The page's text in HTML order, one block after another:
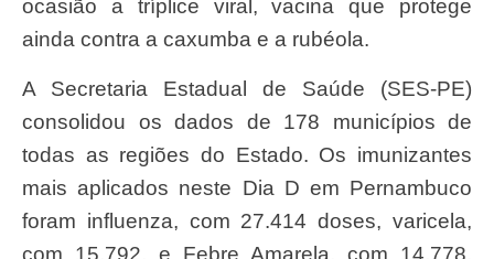
ocasião a tríplice viral, vacina que protege
ainda contra a caxumba e a rubéola.
A Secretaria Estadual de Saúde (SES-PE)
consolidou os dados de 178 municípios de
todas as regiões do Estado. Os imunizantes
mais aplicados neste Dia D em Pernambuco
foram influenza, com 27.414 doses, varicela,
com 15.792, e Febre Amarela, com 14.778.